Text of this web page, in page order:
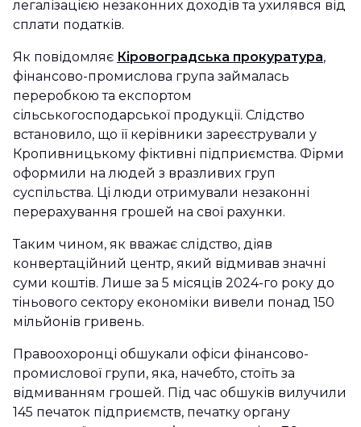
легалізацією незаконних доходів та ухилявся від
сплати податків.
Як повідомляє Кіровоградська прокуратура,
фінансово-промислова група займалась
переробкою та експортом
сільськогосподарської продукції. Слідство
встановило, що її керівники зареєстрували у
Кропивницькому фіктивні підприємства. Фірми
оформили на людей з вразливих груп
суспільства. Ці люди отримували незаконні
перерахування грошей на свої рахунки.
Таким чином, як вважає слідство, діяв
конвертаційний центр, який відмивав значні
суми коштів. Лише за 5 місяців 2024-го року до
тіньового сектору економіки вивели понад 150
мільйонів гривень.
Правоохоронці обшукали офіси фінансово-
промислової групи, яка, начебто, стоїть за
відмиванням грошей. Під час обшуків вилучили
145 печаток підприємств, печатку органу